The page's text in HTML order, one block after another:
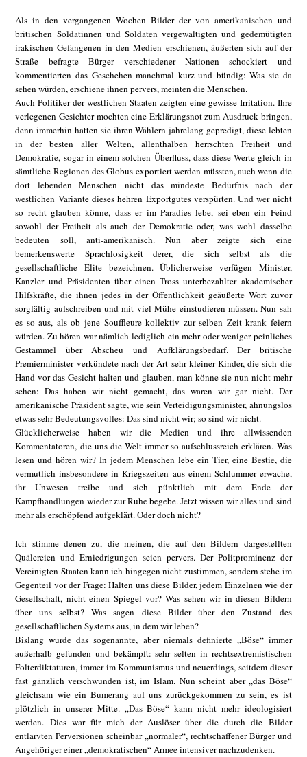
Als in den vergangenen Wochen Bilder der von amerikanischen und
britischen Soldatinnen und Soldaten vergewaltigten und gedemütigten
irakischen Gefangenen in den Medien erschienen, äußerten sich auf der
Straße befragte Bürger verschiedener Nationen schockiert und
kommentierten das Geschehen manchmal kurz und bündig: Was sie da
sehen würden, erschiene ihnen pervers, meinten die Menschen.
Auch Politiker der westlichen Staaten zeigten eine gewisse Irritation. Ihre
verlegenen Gesichter mochten eine Erklärungsnot zum Ausdruck bringen,
denn immerhin hatten sie ihren Wählern jahrelang gepredigt, diese lebten
in der besten aller Welten, allenthalben herrschten Freiheit und
Demokratie, sogar in einem solchen Überfluss, dass diese Werte gleich in
sämtliche Regionen des Globus exportiert werden müssten, auch wenn die
dort lebenden Menschen nicht das mindeste Bedürfnis nach der
westlichen Variante dieses hehren Exportgutes verspürten. Und wer nicht
so recht glauben könne, dass er im Paradies lebe, sei eben ein Feind
sowohl der Freiheit als auch der Demokratie oder, was wohl dasselbe
bedeuten soll, anti-amerikanisch. Nun aber zeigte sich eine
bemerkenswerte Sprachlosigkeit derer, die sich selbst als die
gesellschaftliche Elite bezeichnen. Üblicherweise verfügen Minister,
Kanzler und Präsidenten über einen Tross unterbezahlter akademischer
Hilfskräfte, die ihnen jedes in der Öffentlichkeit geäußerte Wort zuvor
sorgfältig aufschreiben und mit viel Mühe einstudieren müssen. Nun sah
es so aus, als ob jene Souffleure kollektiv zur selben Zeit krank feiern
würden. Zu hören war nämlich lediglich ein mehr oder weniger peinliches
Gestammel über Abscheu und Aufklärungsbedarf. Der britische
Premierminister verkündete nach der Art sehr kleiner Kinder, die sich die
Hand vor das Gesicht halten und glauben, man könne sie nun nicht mehr
sehen: Das haben wir nicht gemacht, das waren wir gar nicht. Der
amerikanische Präsident sagte, wie sein Verteidigungsminister, ahnungslos
etwas sehr Bedeutungsvolles: Das sind nicht wir; so sind wir nicht.
Glücklicherweise haben wir die Medien und ihre allwissenden
Kommentatoren, die uns die Welt immer so aufschlussreich erklären. Was
lesen und hören wir? In jedem Menschen lebe ein Tier, eine Bestie, die
vermutlich insbesondere in Kriegszeiten aus einem Schlummer erwache,
ihr Unwesen treibe und sich pünktlich mit dem Ende der
Kampfhandlungen wieder zur Ruhe begebe. Jetzt wissen wir alles und sind
mehr als erschöpfend aufgeklärt. Oder doch nicht?
Ich stimme denen zu, die meinen, die auf den Bildern dargestellten
Quälereien und Erniedrigungen seien pervers. Der Politprominenz der
Vereinigten Staaten kann ich hingegen nicht zustimmen, sondern stehe im
Gegenteil vor der Frage: Halten uns diese Bilder, jedem Einzelnen wie der
Gesellschaft, nicht einen Spiegel vor? Was sehen wir in diesen Bildern
über uns selbst? Was sagen diese Bilder über den Zustand des
gesellschaftlichen Systems aus, in dem wir leben?
Bislang wurde das sogenannte, aber niemals definierte „Böse“ immer
außerhalb gefunden und bekämpft: sehr selten in rechtsextremistischen
Folterdiktaturen, immer im Kommunismus und neuerdings, seitdem dieser
fast gänzlich verschwunden ist, im Islam. Nun scheint aber „das Böse“
gleichsam wie ein Bumerang auf uns zurückgekommen zu sein, es ist
plötzlich in unserer Mitte. „Das Böse“ kann nicht mehr ideologisiert
werden. Dies war für mich der Auslöser über die durch die Bilder
entlarvten Perversionen scheinbar „normaler“, rechtschaffener Bürger und
Angehöriger einer „demokratischen“ Armee intensiver nachzudenken.